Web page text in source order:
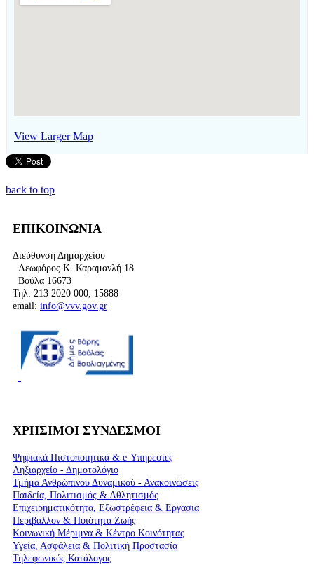
View Larger Map
back to top
ΕΠΙΚΟΙΝΩΝΙΑ
Διεύθυνση Δημαρχείου
Λεωφόρος Κ. Καραμανλή 18
Βούλα 16673
Τηλ: 213 2020 000, 15888
email: info@vvv.gov.gr
ΧΡΗΣΙΜΟΙ ΣΥΝΔΕΣΜΟΙ
Ψηφιακά Πιστοποιητικά & e-Υπηρεσίες
Ληξιαρχείο - Δημοτολόγιο
Τμήμα Ανθρώπινου Δυναμικού - Ανακοινώσεις
Παιδεία, Πολιτισμός & Αθλητισμός
Επιχειρηματικότητα, Εξωστρέφεια & Εργασια
Περιβάλλον & Ποιότητα Ζωής
Kοινωνική Μέριμνα & Κέντρο Κοινότητας
Υγεία, Ασφάλεια & Πολιτική Προστασία
Τηλεφωνικός Κατάλογος